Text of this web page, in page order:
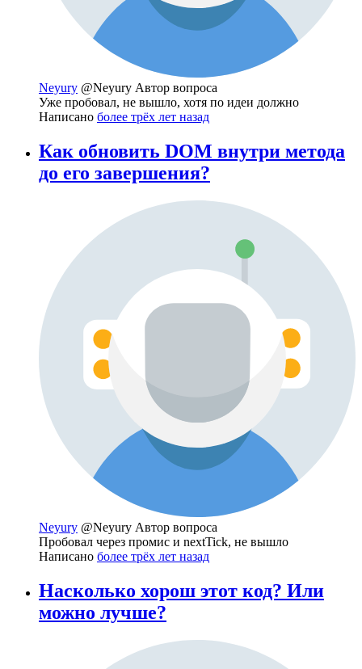
Neyury @Neyury Автор вопроса
Уже пробовал, не вышло, хотя по идеи должно
Написано более трёх лет назад
Как обновить DOM внутри метода
до его завершения?
Neyury @Neyury Автор вопроса
Пробовал через промис и nextTick, не вышло
Написано более трёх лет назад
Насколько хорош этот код? Или
можно лучше?